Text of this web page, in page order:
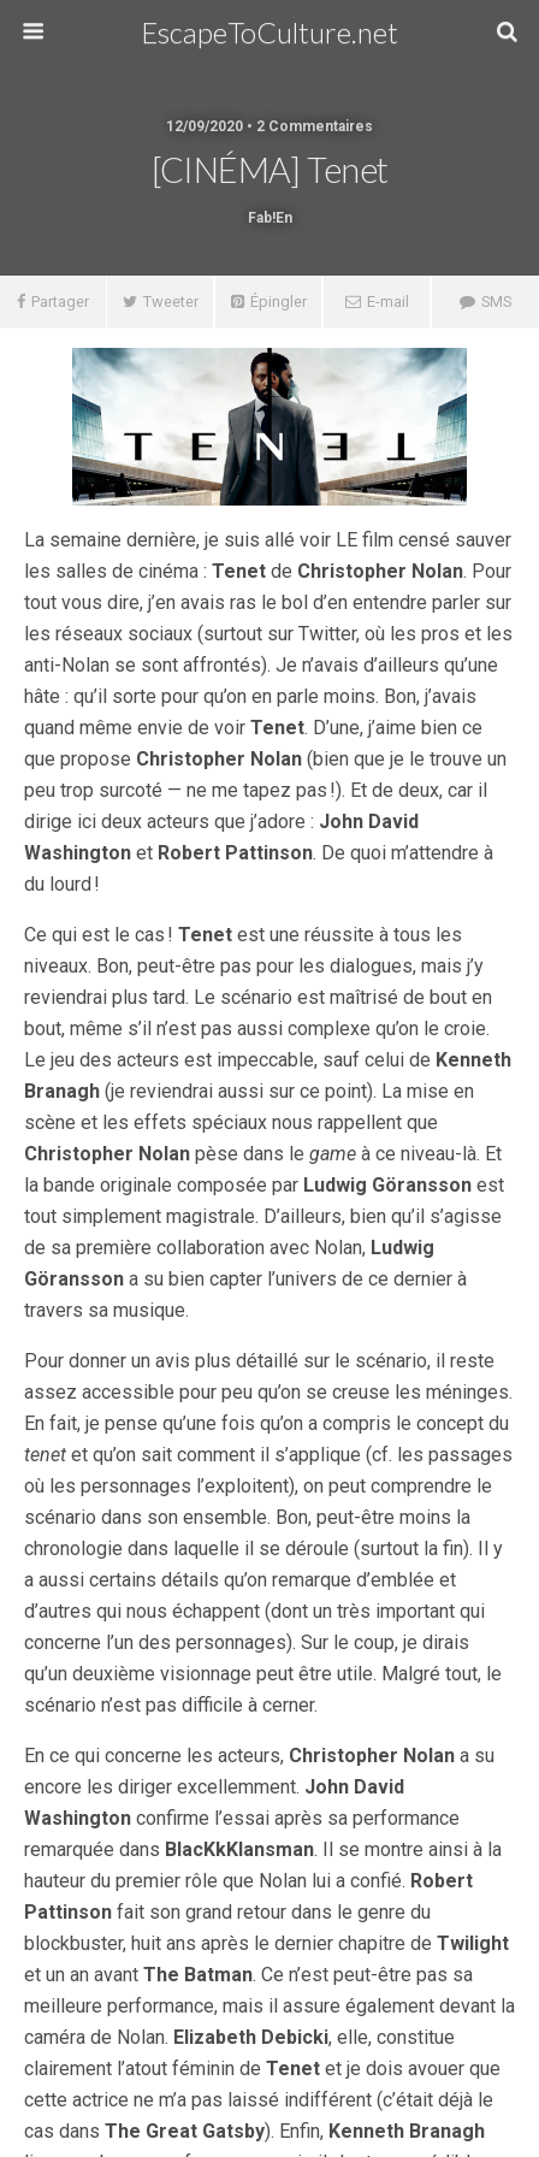
EscapeToCulture.net
12/09/2020 • 2 Commentaires
[CINÉMA] Tenet
Fab!en
Partager Tweeter Épingler E-mail SMS
La semaine dernière, je suis allé voir LE film censé sauver
les salles de cinéma : Tenet de Christopher Nolan. Pour
tout vous dire, j’en avais ras le bol d’en entendre parler sur
les réseaux sociaux (surtout sur Twitter, où les pros et les
anti-Nolan se sont affrontés). Je n’avais d’ailleurs qu’une
hâte : qu’il sorte pour qu’on en parle moins. Bon, j’avais
quand même envie de voir Tenet. D’une, j’aime bien ce
que propose Christopher Nolan (bien que je le trouve un
peu trop surcoté — ne me tapez pas !). Et de deux, car il
dirige ici deux acteurs que j’adore : John David
Washington et Robert Pattinson. De quoi m’attendre à
du lourd !
Ce qui est le cas ! Tenet est une réussite à tous les
niveaux. Bon, peut-être pas pour les dialogues, mais j’y
reviendrai plus tard. Le scénario est maîtrisé de bout en
bout, même s’il n’est pas aussi complexe qu’on le croie.
Le jeu des acteurs est impeccable, sauf celui de Kenneth
Branagh (je reviendrai aussi sur ce point). La mise en
scène et les effets spéciaux nous rappellent que
Christopher Nolan pèse dans le game à ce niveau-là. Et
la bande originale composée par Ludwig Göransson est
tout simplement magistrale. D’ailleurs, bien qu’il s’agisse
de sa première collaboration avec Nolan, Ludwig
Göransson a su bien capter l’univers de ce dernier à
travers sa musique.
Pour donner un avis plus détaillé sur le scénario, il reste
assez accessible pour peu qu’on se creuse les méninges.
En fait, je pense qu’une fois qu’on a compris le concept du
tenet et qu’on sait comment il s’applique (cf. les passages
où les personnages l’exploitent), on peut comprendre le
scénario dans son ensemble. Bon, peut-être moins la
chronologie dans laquelle il se déroule (surtout la fin). Il y
a aussi certains détails qu’on remarque d’emblée et
d’autres qui nous échappent (dont un très important qui
concerne l’un des personnages). Sur le coup, je dirais
qu’un deuxième visionnage peut être utile. Malgré tout, le
scénario n’est pas difficile à cerner.
En ce qui concerne les acteurs, Christopher Nolan a su
encore les diriger excellemment. John David
Washington confirme l’essai après sa performance
remarquée dans BlacKkKlansman. Il se montre ainsi à la
hauteur du premier rôle que Nolan lui a confié. Robert
Pattinson fait son grand retour dans le genre du
blockbuster, huit ans après le dernier chapitre de Twilight
et un an avant The Batman. Ce n’est peut-être pas sa
meilleure performance, mais il assure également devant la
caméra de Nolan. Elizabeth Debicki, elle, constitue
clairement l’atout féminin de Tenet et je dois avouer que
cette actrice ne m’a pas laissé indifférent (c’était déjà le
cas dans The Great Gatsby). Enfin, Kenneth Branagh